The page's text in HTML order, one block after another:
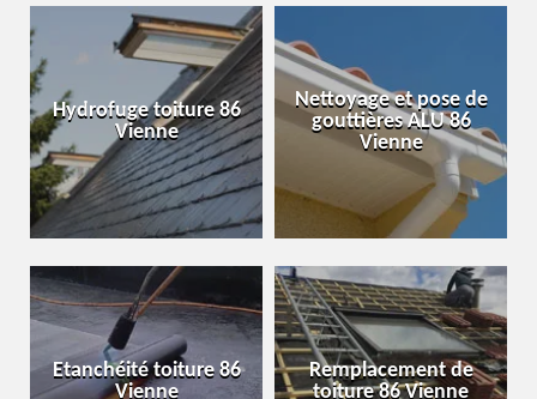
Hydrofuge toiture 86
Vienne
Nettoyage et pose de
gouttières ALU 86
Vienne
Etanchéité toiture 86
Vienne
Remplacement de
toiture 86 Vienne